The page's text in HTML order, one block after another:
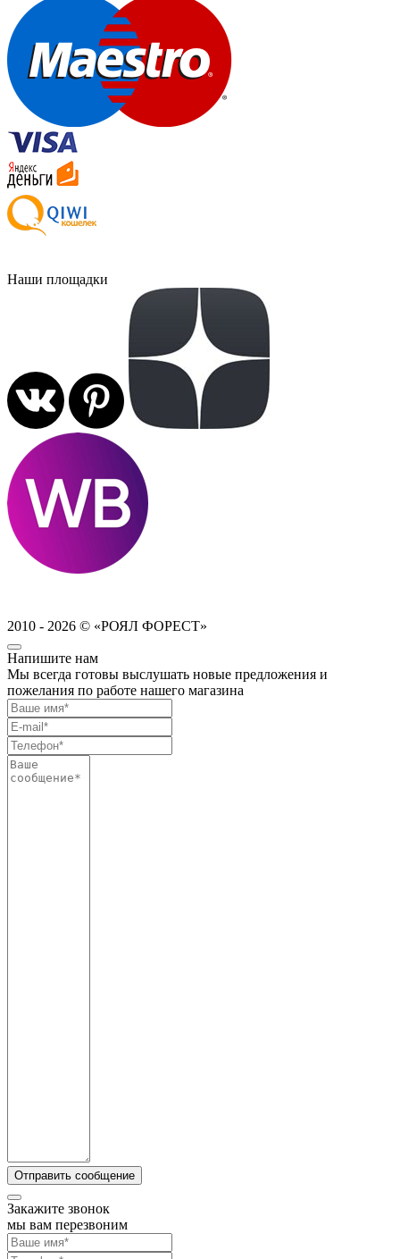
Наши площадки
2010 - 2026 © «РОЯЛ ФОРЕСТ»
Напишите нам
Мы всегда готовы выслушать новые предложения и
пожелания по работе нашего магазина
Закажите звонок
мы вам перезвоним